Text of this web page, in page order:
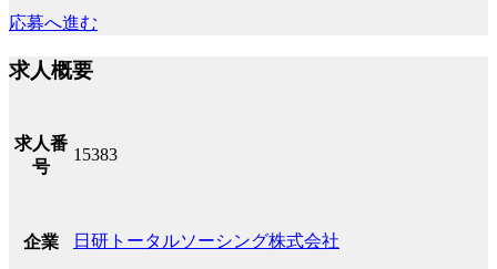
応募へ進む
求人概要
求人番
号
15383
企業 日研トータルソーシング株式会社